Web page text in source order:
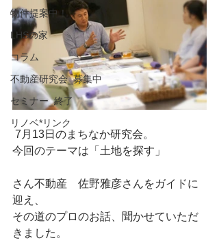
物件提案中！
LHSの家
コラム
不動産研究会_募集中
セミナー_終了
リノベ*リンク
7月13日のまちなか研究会。
今回のテーマは「土地を探す」
さん不動産　佐野雅彦さんをガイドに
迎え、
その道のプロのお話、聞かせていただ
きました。